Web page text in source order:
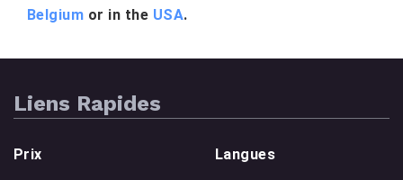
Belgium or in the USA.
Liens Rapides
Prix
Langues